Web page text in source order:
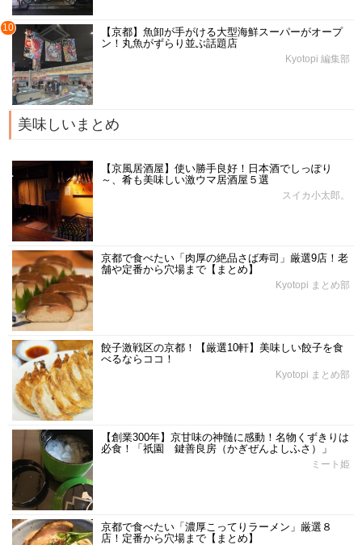
10
【京都】魚卸が手がける大型海鮮スーパーがオープ
ン！丸魚がずらり並ぶ話題店
Kyotopi 編集部
美味しいまとめ
【京風居酒屋】使い勝手良好！日本酒でしっぽり
～、肴も美味しい激ウマ居酒屋５選
スイカ小太郎。
京都で食べたい「肉厚の絶品さば寿司」厳選9店！老
舗や定番から穴場まで【まとめ】
Kyotopi まとめ部
餃子激戦区の京都！【厳選10軒】美味しい餃子を食
べるならココ！
Kyotopi まとめ部
【創業300年】京甘味の神髄に感動！名物くずきりは
必食！「祇園 鍵善良房（かぎぜんよしふさ）」
ミート姫
京都で食べたい「濃厚こってりラーメン」厳選８
店！定番から穴場まで【まとめ】